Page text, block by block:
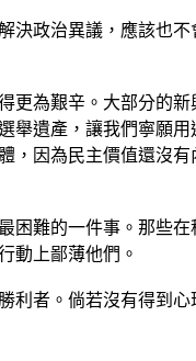
決政治異議，應該也
更為艱辛。大部分的
舉遺產，讓我們寧願
，因為民主價值還沒
困難的一件事。那些
動上鄙薄他們。
利者。倘若沒有得到